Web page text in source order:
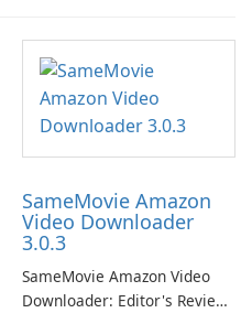
SameMovie Amazon
Video Downloader
3.0.3
SameMovie Amazon Video
Downloader: Editor's Review